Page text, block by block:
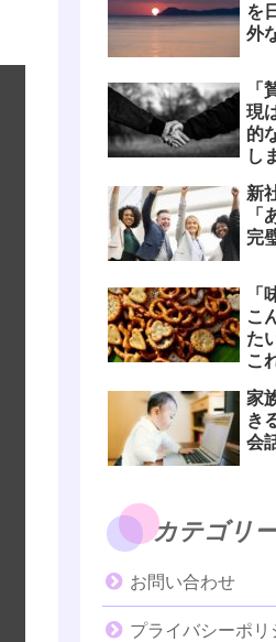
を
外
「
現
的
し
新
「
完
「
こ
た
こ
家
き
会
カテゴリ
お問い合わせ
プライバシーポリ